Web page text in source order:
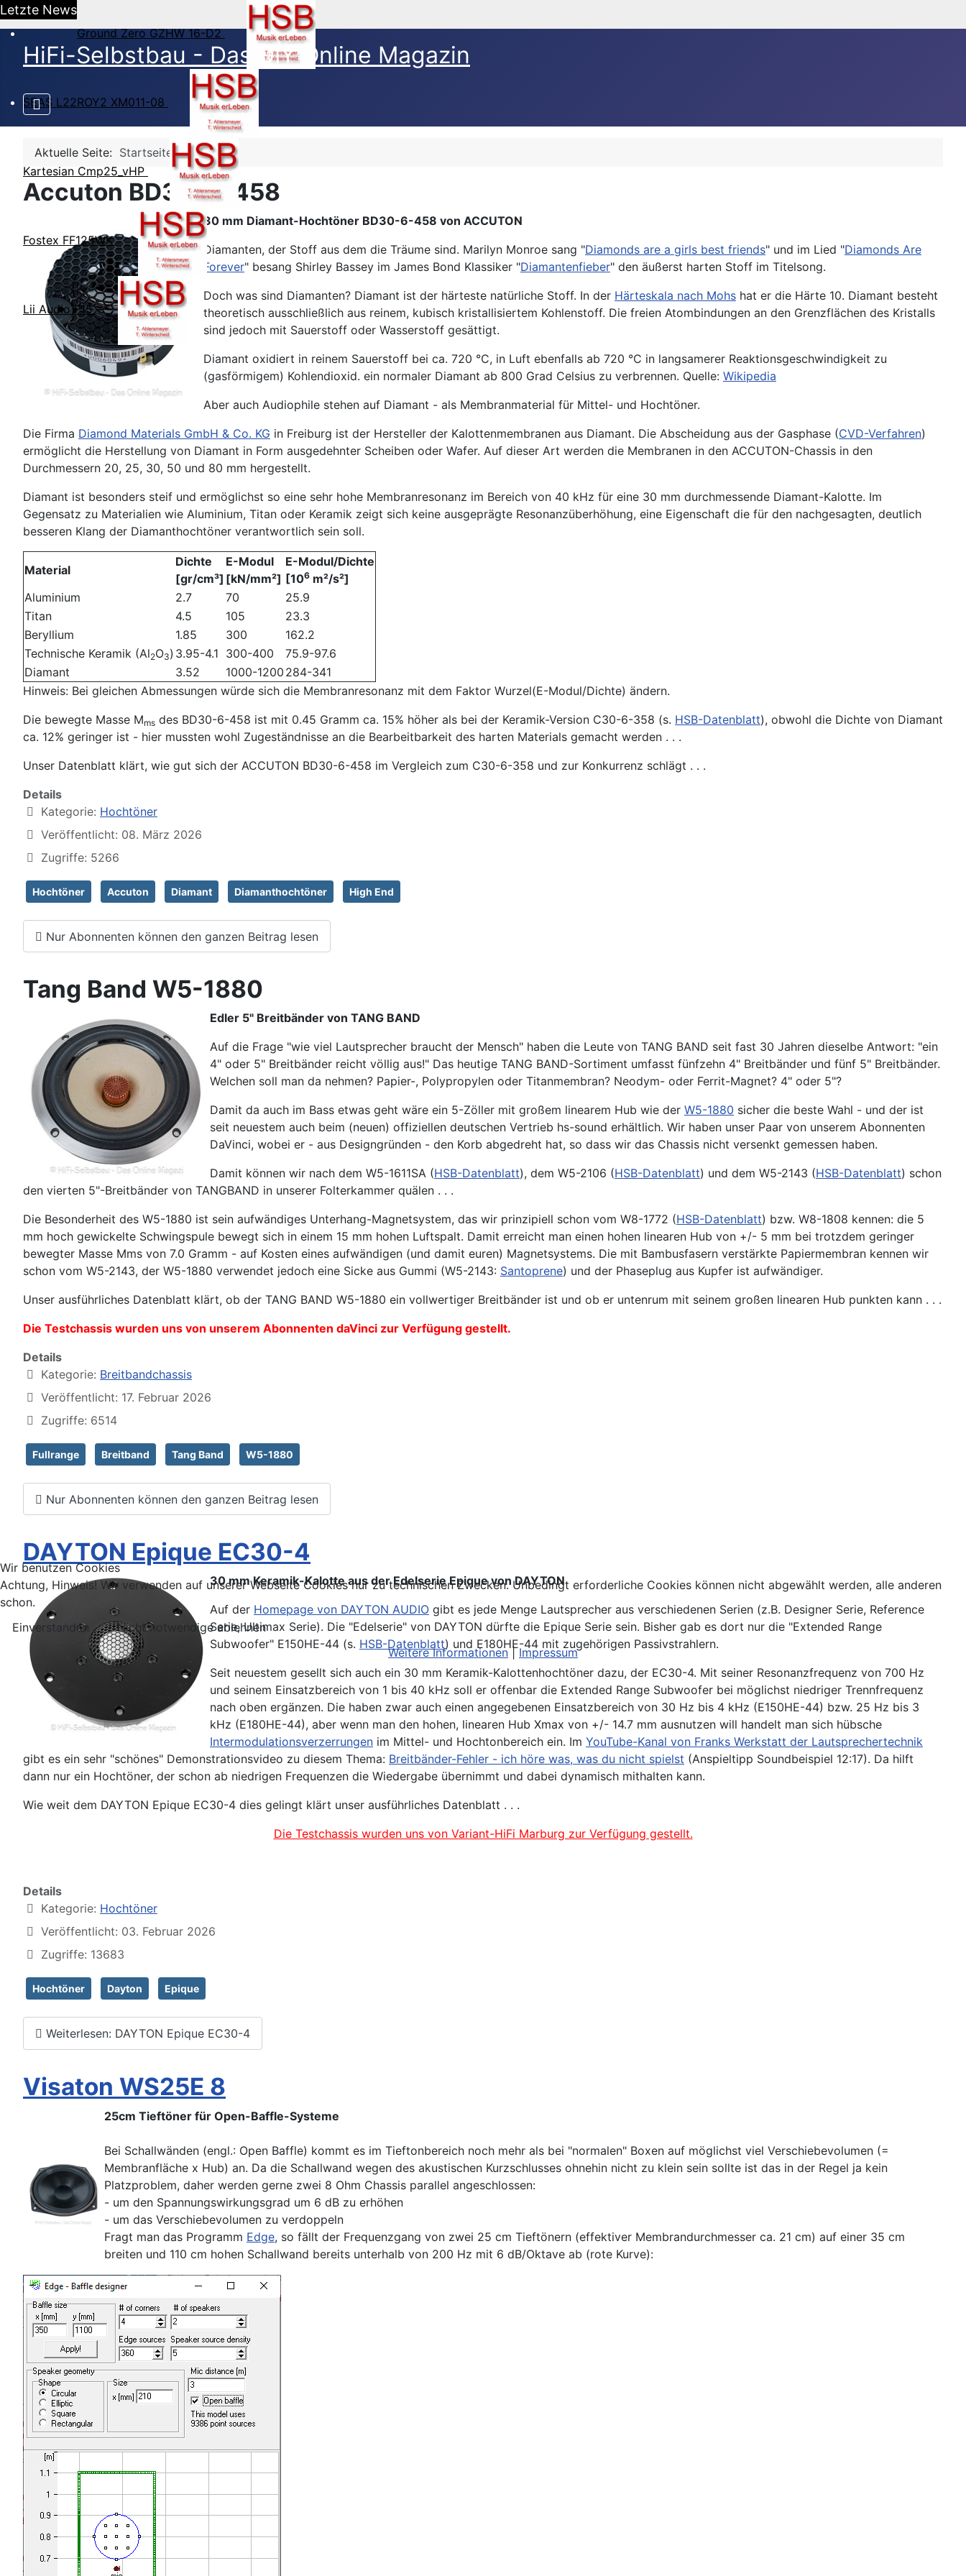
Letzte News
Ground Zero GZHW 16-D2
SEAS L22ROY2 XM011-08
Kartesian Cmp25_vHP
Fostex FF125WK
Lii Audio F15
HiFi-Selbstbau - Das DIY Online Magazin
Aktuelle Seite: Startseite
Accuton BD30-6-458
30 mm Diamant-Hochtöner BD30-6-458 von ACCUTON
Diamanten, der Stoff aus dem die Träume sind. Marilyn Monroe sang "Diamonds are a girls best friends" und im Lied "Diamonds Are
Forever" besang Shirley Bassey im James Bond Klassiker "Diamantenfieber" den äußerst harten Stoff im Titelsong.
Doch was sind Diamanten? Diamant ist der härteste natürliche Stoff. In der Härteskala nach Mohs hat er die Härte 10. Diamant besteht
theoretisch ausschließlich aus reinem, kubisch kristallisiertem Kohlenstoff. Die freien Atombindungen an den Grenzflächen des Kristalls
sind jedoch mit Sauerstoff oder Wasserstoff gesättigt.
Diamant oxidiert in reinem Sauerstoff bei ca. 720 °C, in Luft ebenfalls ab 720 °C in langsamerer Reaktionsgeschwindigkeit zu
(gasförmigem) Kohlendioxid. ein normaler Diamant ab 800 Grad Celsius zu verbrennen. Quelle: Wikipedia
Aber auch Audiophile stehen auf Diamant - als Membranmaterial für Mittel- und Hochtöner.
Die Firma Diamond Materials GmbH & Co. KG in Freiburg ist der Hersteller der Kalottenmembranen aus Diamant. Die Abscheidung aus der Gasphase (CVD-Verfahren)
ermöglicht die Herstellung von Diamant in Form ausgedehnter Scheiben oder Wafer. Auf dieser Art werden die Membranen in den ACCUTON-Chassis in den
Durchmessern 20, 25, 30, 50 und 80 mm hergestellt.
Diamant ist besonders steif und ermöglichst so eine sehr hohe Membranresonanz im Bereich von 40 kHz für eine 30 mm durchmessende Diamant-Kalotte. Im
Gegensatz zu Materialien wie Aluminium, Titan oder Keramik zeigt sich keine ausgeprägte Resonanzüberhöhung, eine Eigenschaft die für den nachgesagten, deutlich
besseren Klang der Diamanthochtöner verantwortlich sein soll.
Material
Dichte
[gr/cm³]
E-Modul
[kN/mm²]
E-Modul/Dichte
[106 m²/s²]
Aluminium
2.7 70
25.9
Titan
4.5 105
23.3
Beryllium
1.85 300
162.2
Technische Keramik (Al2O3) 3.95-4.1 300-400
75.9-97.6
Diamant
3.52 1000-1200 284-341
Hinweis: Bei gleichen Abmessungen würde sich die Membranresonanz mit dem Faktor Wurzel(E-Modul/Dichte) ändern.
Die bewegte Masse Mms des BD30-6-458 ist mit 0.45 Gramm ca. 15% höher als bei der Keramik-Version C30-6-358 (s. HSB-Datenblatt), obwohl die Dichte von Diamant
ca. 12% geringer ist - hier mussten wohl Zugeständnisse an die Bearbeitbarkeit des harten Materials gemacht werden . . .
Unser Datenblatt klärt, wie gut sich der ACCUTON BD30-6-458 im Vergleich zum C30-6-358 und zur Konkurrenz schlägt . . .
Details
Kategorie: Hochtöner
Veröffentlicht: 08. März 2026
Zugriffe: 5266
Hochtöner Accuton Diamant Diamanthochtöner High End
Nur Abonnenten können den ganzen Beitrag lesen
Tang Band W5-1880
Edler 5" Breitbänder von TANG BAND
Auf die Frage "wie viel Lautsprecher braucht der Mensch" haben die Leute von TANG BAND seit fast 30 Jahren dieselbe Antwort: "ein
4" oder 5" Breitbänder reicht völlig aus!" Das heutige TANG BAND-Sortiment umfasst fünfzehn 4" Breitbänder und fünf 5" Breitbänder.
Welchen soll man da nehmen? Papier-, Polypropylen oder Titanmembran? Neodym- oder Ferrit-Magnet? 4" oder 5"?
Damit da auch im Bass etwas geht wäre ein 5-Zöller mit großem linearem Hub wie der W5-1880 sicher die beste Wahl - und der ist
seit neuestem auch beim (neuen) offiziellen deutschen Vertrieb hs-sound erhältlich. Wir haben unser Paar von unserem Abonnenten
DaVinci, wobei er - aus Designgründen - den Korb abgedreht hat, so dass wir das Chassis nicht versenkt gemessen haben.
Damit können wir nach dem W5-1611SA (HSB-Datenblatt), dem W5-2106 (HSB-Datenblatt) und dem W5-2143 (HSB-Datenblatt) schon
den vierten 5"-Breitbänder von TANGBAND in unserer Folterkammer quälen . . .
Die Besonderheit des W5-1880 ist sein aufwändiges Unterhang-Magnetsystem, das wir prinzipiell schon vom W8-1772 (HSB-Datenblatt) bzw. W8-1808 kennen: die 5
mm hoch gewickelte Schwingspule bewegt sich in einem 15 mm hohen Luftspalt. Damit erreicht man einen hohen linearen Hub von +/- 5 mm bei trotzdem geringer
bewegter Masse Mms von 7.0 Gramm - auf Kosten eines aufwändigen (und damit euren) Magnetsystems. Die mit Bambusfasern verstärkte Papiermembran kennen wir
schon vom W5-2143, der W5-1880 verwendet jedoch eine Sicke aus Gummi (W5-2143: Santoprene) und der Phaseplug aus Kupfer ist aufwändiger.
Unser ausführliches Datenblatt klärt, ob der TANG BAND W5-1880 ein vollwertiger Breitbänder ist und ob er untenrum mit seinem großen linearen Hub punkten kann . . .
Die Testchassis wurden uns von unserem Abonnenten daVinci zur Verfügung gestellt.
Details
Kategorie: Breitbandchassis
Veröffentlicht: 17. Februar 2026
Zugriffe: 6514
Fullrange Breitband Tang Band W5-1880
Nur Abonnenten können den ganzen Beitrag lesen
DAYTON Epique EC30-4
30 mm Keramik-Kalotte aus der Edelserie Epique von DAYTON
Auf der Homepage von DAYTON AUDIO gibt es jede Menge Lautsprecher aus verschiedenen Serien (z.B. Designer Serie, Reference
Serie, Ultimax Serie). Die "Edelserie" von DAYTON dürfte die Epique Serie sein. Bisher gab es dort nur die "Extended Range
Subwoofer" E150HE-44 (s. HSB-Datenblatt) und E180HE-44 mit zugehörigen Passivstrahlern.
Seit neuestem gesellt sich auch ein 30 mm Keramik-Kalottenhochtöner dazu, der EC30-4. Mit seiner Resonanzfrequenz von 700 Hz
und seinem Einsatzbereich von 1 bis 40 kHz soll er offenbar die Extended Range Subwoofer bei möglichst niedriger Trennfrequenz
nach oben ergänzen. Die haben zwar auch einen angegebenen Einsatzbereich von 30 Hz bis 4 kHz (E150HE-44) bzw. 25 Hz bis 3
kHz (E180HE-44), aber wenn man den hohen, linearen Hub Xmax von +/- 14.7 mm ausnutzen will handelt man sich hübsche
Intermodulationsverzerrungen im Mittel- und Hochtonbereich ein. Im YouTube-Kanal von Franks Werkstatt der Lautsprechertechnik
gibt es ein sehr "schönes" Demonstrationsvideo zu diesem Thema: Breitbänder-Fehler - ich höre was, was du nicht spielst (Anspieltipp Soundbeispiel 12:17). Da hilft
dann nur ein Hochtöner, der schon ab niedrigen Frequenzen die Wiedergabe übernimmt und dabei dynamisch mithalten kann.
Wie weit dem DAYTON Epique EC30-4 dies gelingt klärt unser ausführliches Datenblatt . . .
Die Testchassis wurden uns von Variant-HiFi Marburg zur Verfügung gestellt.
Details
Kategorie: Hochtöner
Veröffentlicht: 03. Februar 2026
Zugriffe: 13683
Hochtöner Dayton Epique
Weiterlesen: DAYTON Epique EC30-4
Visaton WS25E 8
25cm Tieftöner für Open-Baffle-Systeme
Bei Schallwänden (engl.: Open Baffle) kommt es im Tieftonbereich noch mehr als bei "normalen" Boxen auf möglichst viel Verschiebevolumen (=
Membranfläche x Hub) an. Da die Schallwand wegen des akustischen Kurzschlusses ohnehin nicht zu klein sein sollte ist das in der Regel ja kein
Platzproblem, daher werden gerne zwei 8 Ohm Chassis parallel angeschlossen:
- um den Spannungswirkungsgrad um 6 dB zu erhöhen
- um das Verschiebevolumen zu verdoppeln
Fragt man das Programm Edge, so fällt der Frequenzgang von zwei 25 cm Tieftönern (effektiver Membrandurchmesser ca. 21 cm) auf einer 35 cm
breiten und 110 cm hohen Schallwand bereits unterhalb von 200 Hz mit 6 dB/Oktave ab (rote Kurve):
Wir benutzen Cookies
Achtung, Hinweis! Wir verwenden auf unserer Webseite Cookies nur zu technischen Zwecken. Unbedingt erforderliche Cookies können nicht abgewählt werden, alle anderen
schon.
Einverstanden
Nicht notwendige ablehnen
Weitere Informationen|Impressum